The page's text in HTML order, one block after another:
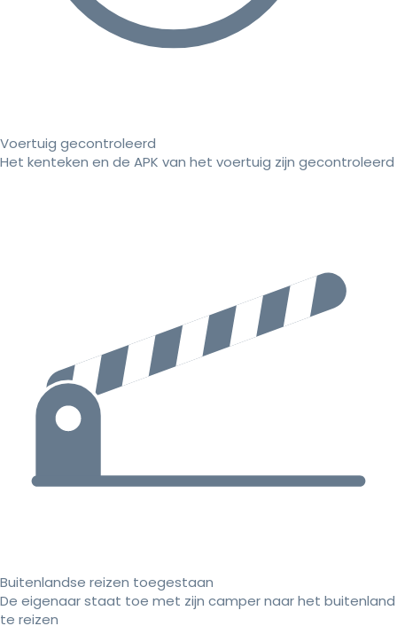
Voertuig gecontroleerd
Het kenteken en de APK van het voertuig zijn gecontroleerd
Buitenlandse reizen toegestaan
De eigenaar staat toe met zijn camper naar het buitenland
te reizen